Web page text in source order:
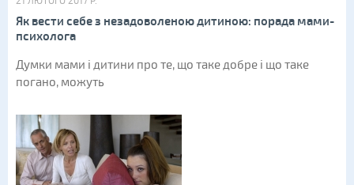
Як вести себе з незадоволеною дитиною: порада мами-
психолога
Думки мами і дитини про те, що таке добре і що таке
погано, можуть